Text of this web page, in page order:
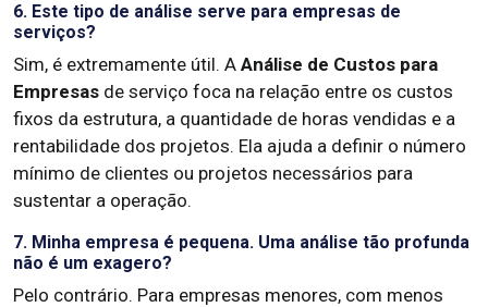
6. Este tipo de análise serve para empresas de
serviços?
Sim, é extremamente útil. A Análise de Custos para
Empresas de serviço foca na relação entre os custos
fixos da estrutura, a quantidade de horas vendidas e a
rentabilidade dos projetos. Ela ajuda a definir o número
mínimo de clientes ou projetos necessários para
sustentar a operação.
7. Minha empresa é pequena. Uma análise tão profunda
não é um exagero?
Pelo contrário. Para empresas menores, com menos